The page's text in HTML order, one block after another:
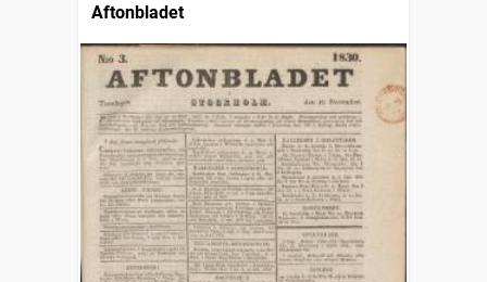
Aftonbladet